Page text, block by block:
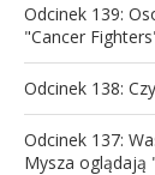
Odcinek 139:
"Cancer
Odcinek 138:
Odcinek 137:
Mysza oglądają